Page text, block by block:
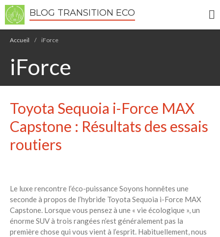
RECHERCHER
6 éco-actions faciles à prendre
avec vos enfants
Réduire les déchets : votre
guide pour les citoyens et les
électeurs
BLOG TRANSITION ECO
Accueil / iForce
iForce
Toyota Sequoia i-Force MAX
Capstone : Résultats des essais
routiers
Le luxe rencontre l’éco-puissance Soyons honnêtes une
seconde à propos de l’hybride Toyota Sequoia i-Force MAX
Capstone. Lorsque vous pensez à une « vie écologique », un
énorme SUV à trois rangées n’est généralement pas la
première chose qui vous vient à l’esprit. Habituellement, nous